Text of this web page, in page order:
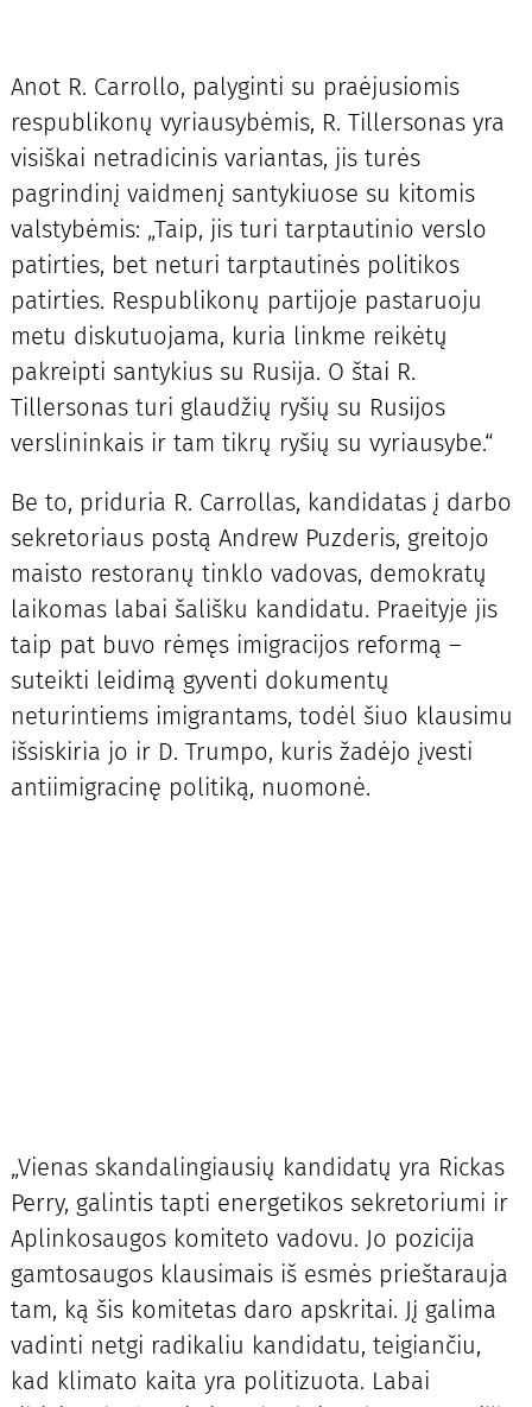
Anot R. Carrollo, palyginti su praėjusiomis
respublikonų vyriausybėmis, R. Tillersonas yra
visiškai netradicinis variantas, jis turės
pagrindinį vaidmenį santykiuose su kitomis
valstybėmis: „Taip, jis turi tarptautinio verslo
patirties, bet neturi tarptautinės politikos
patirties. Respublikonų partijoje pastaruoju
metu diskutuojama, kuria linkme reikėtų
pakreipti santykius su Rusija. O štai R.
Tillersonas turi glaudžių ryšių su Rusijos
verslininkais ir tam tikrų ryšių su vyriausybe.“
Be to, priduria R. Carrollas, kandidatas į darbo
sekretoriaus postą Andrew Puzderis, greitojo
maisto restoranų tinklo vadovas, demokratų
laikomas labai šališku kandidatu. Praeityje jis
taip pat buvo rėmęs imigracijos reformą –
suteikti leidimą gyventi dokumentų
neturintiems imigrantams, todėl šiuo klausimu
išsiskiria jo ir D. Trumpo, kuris žadėjo įvesti
antiimigracinę politiką, nuomonė.
„Vienas skandalingiausių kandidatų yra Rickas
Perry, galintis tapti energetikos sekretoriumi ir
Aplinkosaugos komiteto vadovu. Jo pozicija
gamtosaugos klausimais iš esmės prieštarauja
tam, ką šis komitetas daro apskritai. Jį galima
vadinti netgi radikaliu kandidatu, teigiančiu,
kad klimato kaita yra politizuota. Labai